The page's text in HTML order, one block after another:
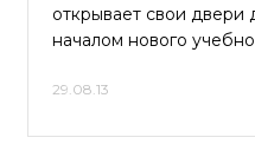
открывает свои двери
началом нового
29.08.13